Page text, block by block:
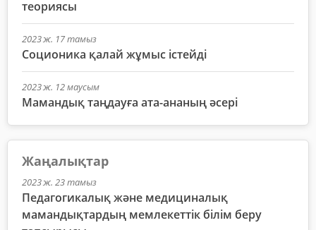
теориясы
2023 ж. 17 тамыз
Соционика қалай жұмыс істейді
2023 ж. 12 маусым
Мамандық таңдауға ата-ананың әсері
Жаңалықтар
2023 ж. 23 тамыз
Педагогикалық және медициналық
мамандықтардың мемлекеттік білім беру